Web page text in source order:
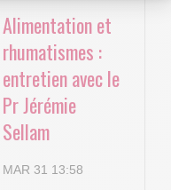
: Personnalisez vos
et de gérer vos
Alimentation et
rhumatismes :
entretien avec le
Pr Jérémie
Sellam
MAR 31 13:58